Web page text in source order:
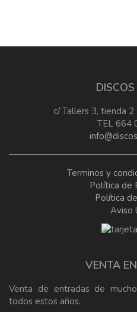
c/ Tallers 3, tienda
TEL 664
Terminos y
Política de
Política
Aviso
VENTA
Venta de entradas de
todos estos años.